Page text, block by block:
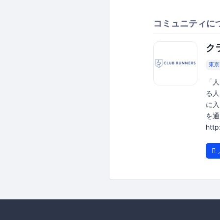
コミュニティに
ク
東京
「
る
に
を